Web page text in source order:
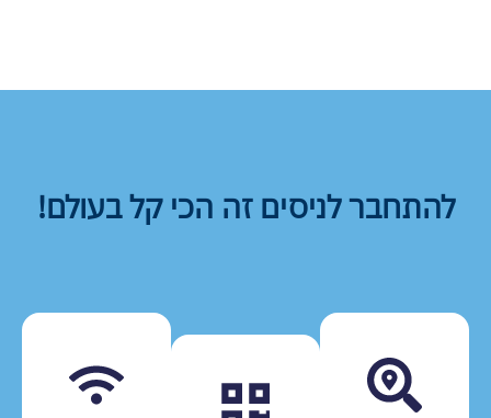
להתחבר לניסים זה הכי קל בעולם!